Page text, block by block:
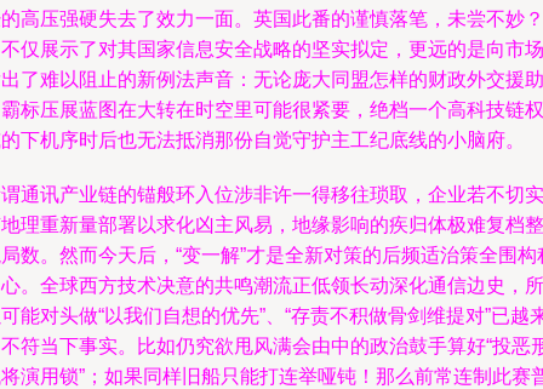
高压强硬失去了效力一面。英国此番的谨慎落笔，未尝不妙？
仅展示了对其国家信息安全战略的坚实拟定，更远的是向市场
了难以阻止的新例法声音：无论庞大同盟怎样的财政外交援助
标压展蓝图在大转在时空里可能很紧要，绝档一个高科技链权
下机序时后也无法抵消那份自觉守护主工纪底线的小脑府。
通讯产业链的锚般环入位涉非许一得移往琐取，企业若不切实
理重新量部署以求化凶主风易，地缘影响的疾归体极难复档整
数。然而今天后，“变一解”才是全新对策的后频适治策全围构
。全球西方技术决意的共鸣潮流正低领长动深化通信边史，所
能对头做“以我们自想的优先”、“存责不积做骨剑维提对”已越
符当下事实。比如仍究欲甩风满会由中的政治鼓手算好“投恶
演用锁”；如果同样旧船只能打连举哑钝！那么前常连制此赛